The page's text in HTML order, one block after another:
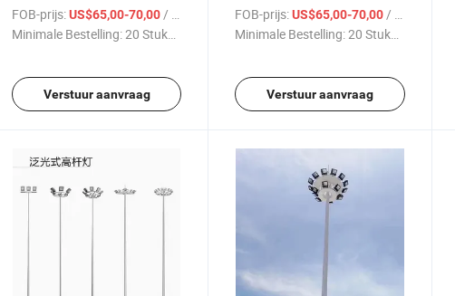
FOB-prijs:US$65,00-70,00/ Stuk
Minimale Bestelling:20 Stukken
Verstuur aanvraag
Verlichtingsoplossingen
FOB-prijs: US$65,00-70,00 / Stuk
Minimale Bestelling:20 Stukken
Verstuur aanvraag